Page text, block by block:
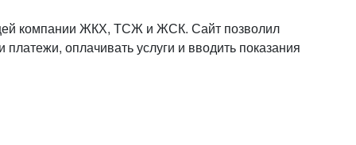
компании ЖКХ, ТСЖ и ЖСК. Сайт позволил
оплачивать услуги и вводить показания